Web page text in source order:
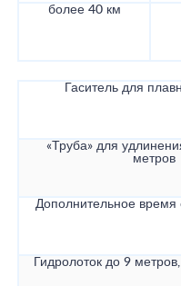
более 40 км
Гаситель для
«Труба» для
метров
Дополнительное
Гидролоток до 9